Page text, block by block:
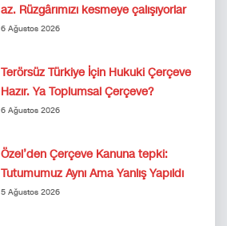
az. Rüzgârımızı kesmeye çalışıyorlar
6 Ağustos 2026
Terörsüz Türkiye İçin Hukuki Çerçeve
Hazır. Ya Toplumsal Çerçeve?
6 Ağustos 2026
Özel’den Çerçeve Kanuna tepki:
Tutumumuz Aynı Ama Yanlış Yapıldı
5 Ağustos 2026